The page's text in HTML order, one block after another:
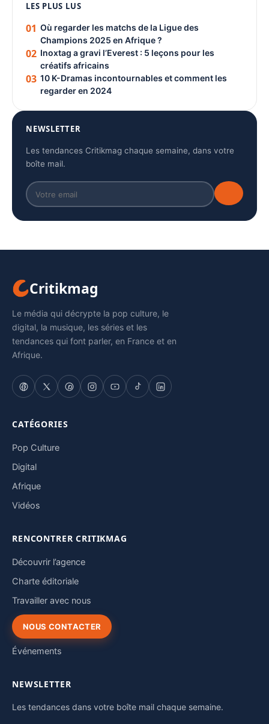
PUBLICITÉ
LES PLUS LUS
01 Où regarder les matchs de la Ligue des
Champions 2025 en Afrique ?
02 Inoxtag a gravi l’Everest : 5 leçons pour les
créatifs africains
03 10 K-Dramas incontournables et comment les
regarder en 2024
NEWSLETTER
Les tendances Critikmag chaque semaine, dans votre
boîte mail.
Critikmag
Le média qui décrypte la pop culture, le
digital, la musique, les séries et les
tendances qui font parler, en France et en
Afrique.
CATÉGORIES
Pop Culture
Digital
Afrique
Vidéos
RENCONTRER CRITIKMAG
Découvrir l’agence
Charte éditoriale
Travailler avec nous
NOUS CONTACTER
Événements
NEWSLETTER
Les tendances dans votre boîte mail chaque semaine.